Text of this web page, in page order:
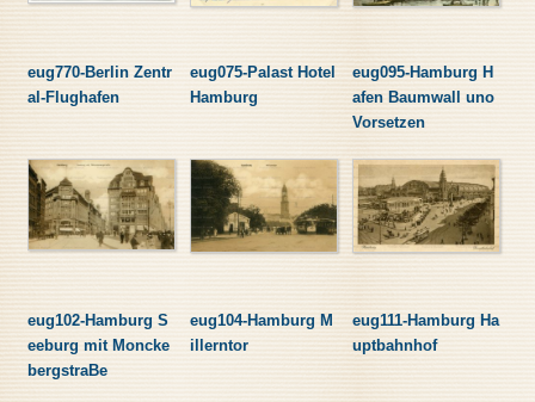
eug770-Berlin Zentr
al-Flughafen
eug075-Palast Hotel
Hamburg
eug095-Hamburg H
afen Baumwall uno
Vorsetzen
eug102-Hamburg S
eeburg mit Moncke
bergstraBe
eug104-Hamburg M
illerntor
eug111-Hamburg Ha
uptbahnhof